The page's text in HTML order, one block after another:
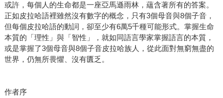
或許，每個人的生命都是一座亞馬遜雨林，蘊含著所有的答案。
正如皮拉哈語裡雖然沒有數字的概念，只有3個母音與8個子音，
但每個皮拉哈語的動詞，卻至少有6萬5千種可能形式。掌握生命
本質的「理性」與「智性」，就如同語言學家掌握語言的本質，
或是掌握了3個母音與8個子音皮拉哈族人，從此面對無窮無盡的
世界，仍無所畏懼、沒有匱乏。
作者序